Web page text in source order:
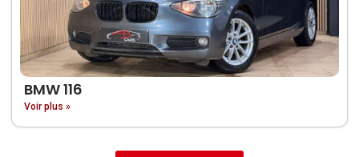
BMW 116
Voir plus »